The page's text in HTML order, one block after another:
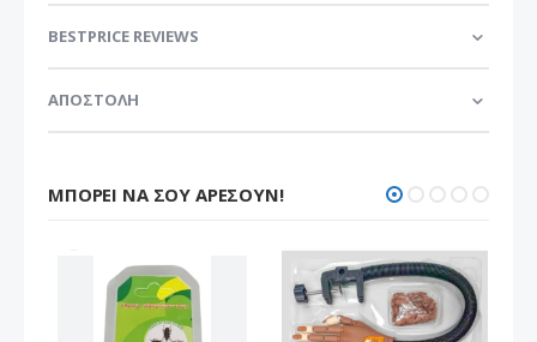
BESTPRICE REVIEWS
ΑΠΟΣΤΟΛΗ
ΜΠΟΡΕΊ ΝΑ ΣΟΥ ΑΡΈΣΟΥΝ!